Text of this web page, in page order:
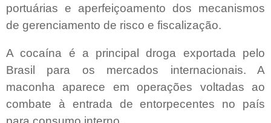
portuárias e aperfeiçoamento dos mecanismos
de gerenciamento de risco e fiscalização.
A cocaína é a principal droga exportada pelo
Brasil para os mercados internacionais. A
maconha aparece em operações voltadas ao
combate à entrada de entorpecentes no país